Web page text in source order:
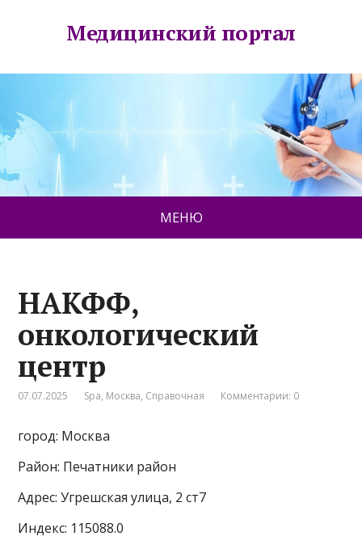
Медицинский портал
МЕНЮ
НАКФФ,
онкологический
центр
07.07.2025 Spa, Москва, Справочная Комментарии: 0
город: Москва
Район: Печатники район
Адрес: Угрешская улица, 2 ст7
Индекс: 115088.0